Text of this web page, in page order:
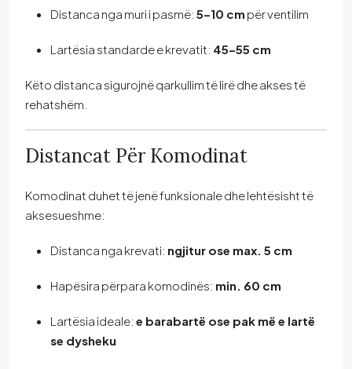
Distanca nga muri i pasmë: 5–10 cm për ventilim
Lartësia standarde e krevatit: 45–55 cm
Këto distanca sigurojnë qarkullim të lirë dhe akses të
rehatshëm.
Distancat Për Komodinat
Komodinat duhet të jenë funksionale dhe lehtësisht të
aksesueshme:
Distanca nga krevati: ngjitur ose max. 5 cm
Hapësira përpara komodinës: min. 60 cm
Lartësia ideale: e barabartë ose pak më e lartë
se dysheku